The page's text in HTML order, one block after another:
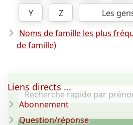
Y
Z
Les
Noms de famille les plus
de famille)
Liens directs ...
Abonnement
Question/réponse